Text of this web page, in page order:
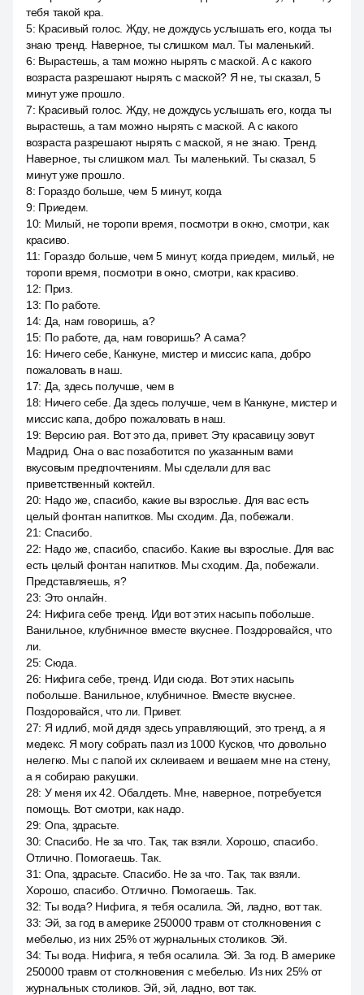
тебя такой кра.
5: Красивый голос. Жду, не дождусь услышать его, когда ты
знаю тренд. Наверное, ты слишком мал. Ты маленький.
6: Вырастешь, а там можно нырять с маской. А с какого
возраста разрешают нырять с маской? Я не, ты сказал, 5
минут уже прошло.
7: Красивый голос. Жду, не дождусь услышать его, когда ты
вырастешь, а там можно нырять с маской. А с какого
возраста разрешают нырять с маской, я не знаю. Тренд.
Наверное, ты слишком мал. Ты маленький. Ты сказал, 5
минут уже прошло.
8: Гораздо больше, чем 5 минут, когда
9: Приедем.
10: Милый, не торопи время, посмотри в окно, смотри, как
красиво.
11: Гораздо больше, чем 5 минут, когда приедем, милый, не
торопи время, посмотри в окно, смотри, как красиво.
12: Приз.
13: По работе.
14: Да, нам говоришь, а?
15: По работе, да, нам говоришь? А сама?
16: Ничего себе, Канкуне, мистер и миссис капа, добро
пожаловать в наш.
17: Да, здесь получше, чем в
18: Ничего себе. Да здесь получше, чем в Канкуне, мистер и
миссис капа, добро пожаловать в наш.
19: Версию рая. Вот это да, привет. Эту красавицу зовут
Мадрид. Она о вас позаботится по указанным вами
вкусовым предпочтениям. Мы сделали для вас
приветственный коктейл.
20: Надо же, спасибо, какие вы взрослые. Для вас есть
целый фонтан напитков. Мы сходим. Да, побежали.
21: Спасибо.
22: Надо же, спасибо, спасибо. Какие вы взрослые. Для вас
есть целый фонтан напитков. Мы сходим. Да, побежали.
Представляешь, я?
23: Это онлайн.
24: Нифига себе тренд. Иди вот этих насыпь побольше.
Ванильное, клубничное вместе вкуснее. Поздоровайся, что
ли.
25: Сюда.
26: Нифига себе, тренд. Иди сюда. Вот этих насыпь
побольше. Ванильное, клубничное. Вместе вкуснее.
Поздоровайся, что ли. Привет.
27: Я идлиб, мой дядя здесь управляющий, это тренд, а я
медекс. Я могу собрать пазл из 1000 Кусков, что довольно
нелегко. Мы с папой их склеиваем и вешаем мне на стену,
а я собираю ракушки.
28: У меня их 42. Обалдеть. Мне, наверное, потребуется
помощь. Вот смотри, как надо.
29: Опа, здрасьте.
30: Спасибо. Не за что. Так, так взяли. Хорошо, спасибо.
Отлично. Помогаешь. Так.
31: Опа, здрасьте. Спасибо. Не за что. Так, так взяли.
Хорошо, спасибо. Отлично. Помогаешь. Так.
32: Ты вода? Нифига, я тебя осалила. Эй, ладно, вот так.
33: Эй, за год в америке 250000 травм от столкновения с
мебелью, из них 25% от журнальных столиков. Эй.
34: Ты вода. Нифига, я тебя осалила. Эй. За год. В америке
250000 травм от столкновения с мебелью. Из них 25% от
журнальных столиков. Эй, эй, ладно, вот так.